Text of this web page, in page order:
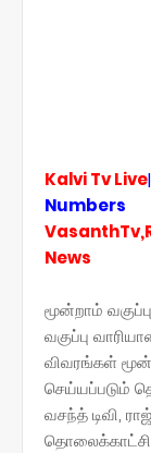
Kalvi Tv Live|
Numbers
News
மூன்றாம்
வகுப்பு
விவரங்கள்
செய்யப்படும்
வசந்த் டிவி,